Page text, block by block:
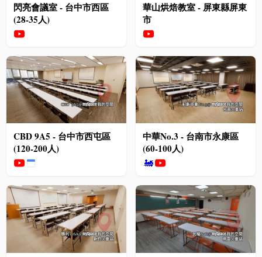
閃亮會議室 - 台中市西區
(28-35人)
華山烘焙教室 - 屏東縣屏東
市
CBD 9A5 - 台中市西屯區
(120-200人)
中華No.3 - 台南市永康區
(60-100人)
🚂